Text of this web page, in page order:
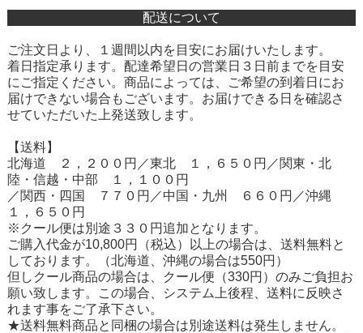
配送について
ご注文日より、１週間以内を目安にお届けいたします。
着日指定承ります。配達希望日の営業日３日前までを目安
にご指定ください。商品によっては、ご希望の到着日にお
届けできない場合もございます。お届けできる日を確認さ
せていただいた上発送致します。
【送料】
北海道 ２，２００円／東北 １，６５０円／関東・北
陸・信越・中部 １，１００円
／関西・四国 ７７０円／中国・九州 ６６０円／沖縄
１，６５０円
※クール便は別途３３０円追加となります。
ご購入代金が10,800円（税込）以上の場合は、送料無料と
しております。（北海道、沖縄の場合は550円）
但しクール商品の場合は、クール便（330円）のみご負担お
願い致します。この場合、システム上後程、送料に反映さ
れます事をご了承下さい。
★送料無料商品と同梱の場合は別途送料は発生しません。